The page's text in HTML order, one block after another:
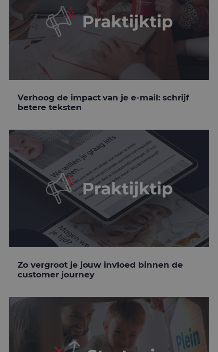
Verhoog de impact van je e-mail: schrijf
betere teksten
Zo vergroot je jouw invloed binnen de
customer journey